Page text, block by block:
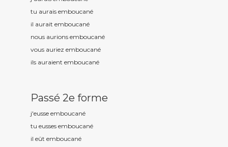
tu aurais emboucané
il aurait emboucané
nous aurions emboucané
vous auriez emboucané
ils auraient emboucané
Passé 2e forme
j'eusse emboucané
tu eusses emboucané
il eût emboucané